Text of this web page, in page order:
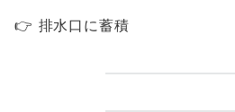
👉 排水口に蓄積